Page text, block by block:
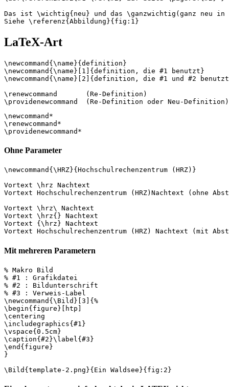
Das ist \wichtig{neu} und das \ganzwichtig(ganz neu
LaTeX-Art
\newcommand{\name}{definition}
\newcommand{\name}[1]{definition, die #1 benutzt}
\newcommand{\name}[2]{definition, die #1 und #2
\renewcommand       (Re-Definition)
\newcommand*
\renewcommand*
Ohne Parameter
\newcommand{\HRZ}{Hochschulrechenzentrum (HRZ)}
Vortext \hrz Nachtext
Vortext Hochschulrechenzentrum (HRZ)Nachtext (ohne
Vortext \hrz\ Nachtext
Vortext \hrz{} Nachtext
Vortext {\hrz} Nachtext
Mit mehreren Parametern
% Makro Bild
% #1 : Grafikdatei
% #2 : Bildunterschrift
% #3 : Verweis-Label
\newcommand{\Bild}[3]{%
\begin{figure}[htp]
\centering
\includegraphics{#1}
\vspace{0.5cm}
\caption{#2}\label{#3}
\end{figure}
}